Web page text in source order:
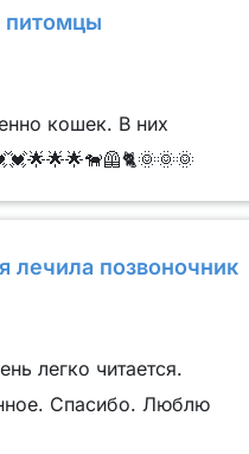
кошек. В них
лечила позвоночник
легко читается.
Спасибо. Люблю